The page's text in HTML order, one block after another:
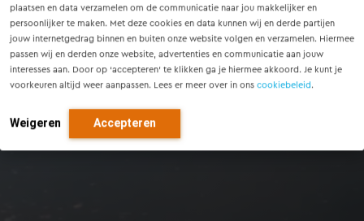
plaatsen en data verzamelen om de communicatie naar jou makkelijker en
persoonlijker te maken. Met deze cookies en data kunnen wij en derde partijen
jouw internetgedrag binnen en buiten onze website volgen en verzamelen. Hiermee
passen wij en derden onze website, advertenties en communicatie aan jouw
interesses aan. Door op ‘accepteren’ te klikken ga je hiermee akkoord. Je kunt je
voorkeuren altijd weer aanpassen. Lees er meer over in ons cookiebeleid.
Weigeren Accepteren